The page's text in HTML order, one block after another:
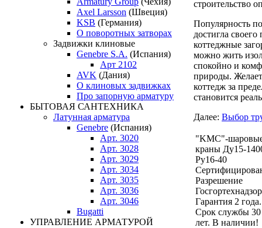
Axel Larsson (Швеция)
KSB (Германия)
О поворотных затворах
Задвижки клиновые
Genebre S.A. (Испания)
Арт 2102
AVK (Дания)
О клиновых задвижках
Про запорную арматуру
БЫТОВАЯ САНТЕХНИКА
Латунная арматура
Genebre (Испания)
Арт. 3020
Арт. 3028
Арт. 3029
Арт. 3034
Арт. 3035
Арт. 3036
Арт. 3046
Bugatti
УПРАВЛЕНИЕ АРМАТУРОЙ
строительство
Популярность
достигла
коттеджные
можно жить
спокойно и
природы.
коттедж за
становится
Далее: Выбор
"KMC"-
краны Ду15-
Ру16-40
Разрешение
Гарантия 2 года.
Срок службы 30
лет. В наличии!